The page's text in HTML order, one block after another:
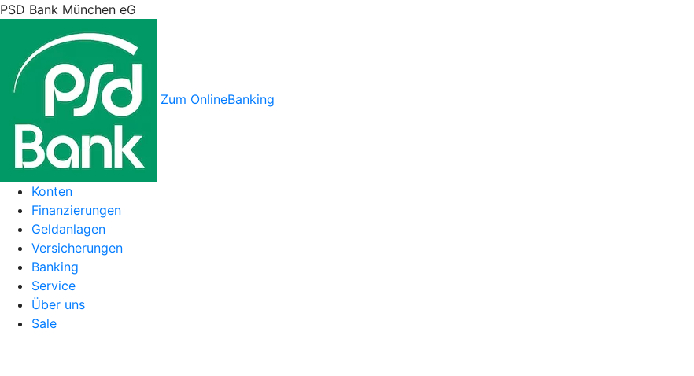
PSD Bank München eG
Zum OnlineBanking
Konten
Finanzierungen
Geldanlagen
Versicherungen
Banking
Service
Über uns
Sale